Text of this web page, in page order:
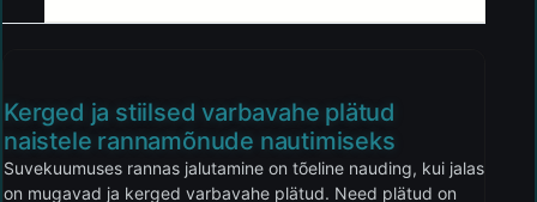
Kerged ja stiilsed varbavahe plätud
naistele rannamõnude nautimiseks
Suvekuumuses rannas jalutamine on tõeline nauding, kui jalas
on mugavad ja kerged varbavahe plätud. Need plätud on